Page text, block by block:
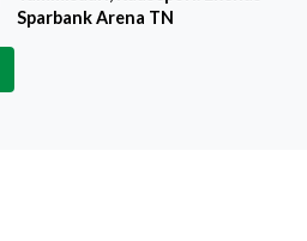
Sparbank Arena TN